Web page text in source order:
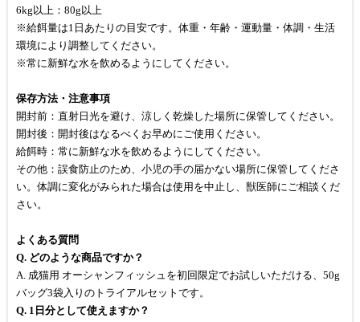
6kg以上：80g以上
※給餌量は1日あたりの目安です。体重・年齢・運動量・体調・生活
環境により調整してください。
※常に新鮮な水を飲めるようにしてください。
保存方法・注意事項
開封前：直射日光を避け、涼しく乾燥した場所に保管してください。
開封後：開封後はなるべくお早めにご使用ください。
給餌時：常に新鮮な水を飲めるようにしてください。
その他：誤食防止のため、小児の手の届かない場所に保管してくださ
い。体調に変化がみられた場合は使用を中止し、獣医師にご相談くだ
さい。
よくある質問
Q. どのような商品ですか？
A. 成猫用 オーシャンフィッシュを初回限定でお試しいただける、50g
バッグ3袋入りのトライアルセットです。
Q. 1日分として使えますか？